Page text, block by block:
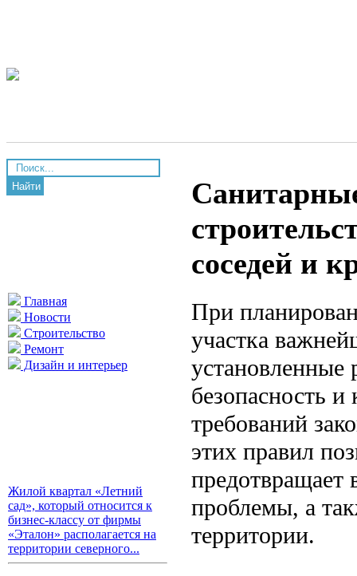
Найти
Главная
Новости
Строительство
Ремонт
Дизайн и интерьер
Жилой квартал «Летний
сад», который относится к
бизнес-классу от фирмы
«Эталон» располагается на
территории северного...
соседей и
При
участка
установленные
безопасность
требований
этих правил
предотвращает
проблемы, а
территории.